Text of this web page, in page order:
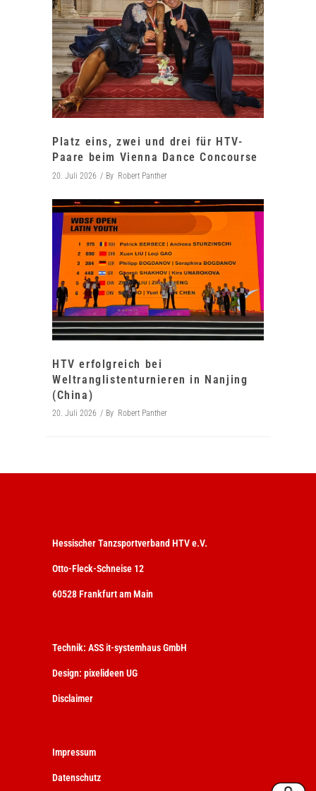
Platz eins, zwei und drei für HTV-
Paare beim Vienna Dance Concourse
20. Juli 2026 By Robert Panther
HTV erfolgreich bei
Weltranglistenturnieren in Nanjing
(China)
20. Juli 2026 By Robert Panther
Hessischer Tanzsportverband HTV e.V.
Otto-Fleck-Schneise 12
60528 Frankfurt am Main
Technik: ASS it-systemhaus GmbH
Design: pixelideen UG
Disclaimer
Impressum
Datenschutz